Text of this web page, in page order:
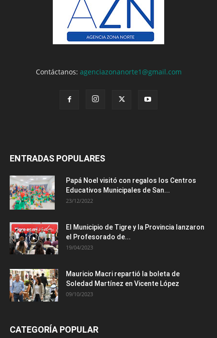
Contáctanos: agenciazonanorte1@gmail.com
ENTRADAS POPULARES
Papá Noel visitó con regalos los Centros
Educativos Municipales de San...
23/12/2022
El Municipio de Tigre y la Provincia lanzaron
el Profesorado de...
19/04/2023
Mauricio Macri repartió la boleta de
Soledad Martínez en Vicente López
09/10/2023
CATEGORÍA POPULAR